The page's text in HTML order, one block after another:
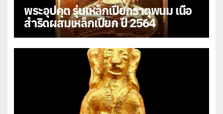
พระอุปคุต รุ่นเหล็กเปียกธาตุพนม เนื้อ
สำริดผสมเหล็กเปียก ปี 2564